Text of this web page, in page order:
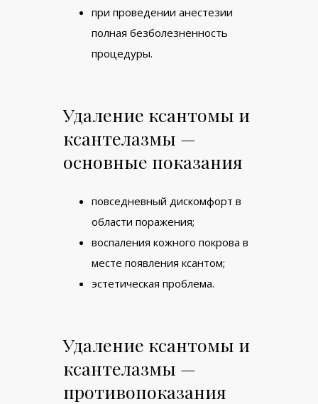
при проведении анестезии
полная безболезненность
процедуры.
Удаление ксантомы и
ксантелазмы —
основные показания
повседневный дискомфорт в
области поражения;
воспаления кожного покрова в
месте появления ксантом;
эстетическая проблема.
Удаление ксантомы и
ксантелазмы —
противопоказания